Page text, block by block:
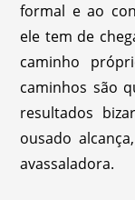
formal e ao
ele tem de
caminho
caminhos são
resultados
ousado
avassaladora.